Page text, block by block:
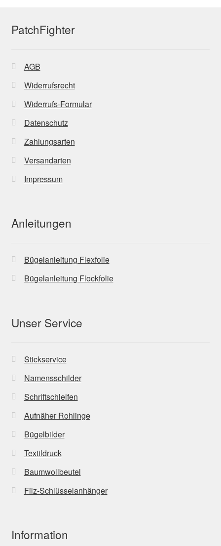
PatchFighter
AGB
Widerrufsrecht
Widerrufs-Formular
Datenschutz
Zahlungsarten
Versandarten
Impressum
Anleitungen
Bügelanleitung Flexfolie
Bügelanleitung Flockfolie
Unser Service
Stickservice
Namensschilder
Schriftschleifen
Aufnäher Rohlinge
Bügelbilder
Textildruck
Baumwollbeutel
Filz-Schlüsselanhänger
Information